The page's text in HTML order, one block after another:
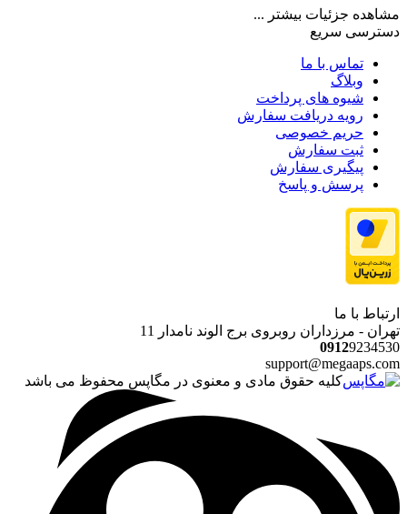
مشاهده جزئیات بیشتر ...
دسترسی سریع
تماس با ما
وبلاگ
شیوه های پرداخت
رویه دریافت سفارش
حریم خصوصی
ثبت سفارش
پیگیری سفارش
پرسش و پاسخ
ارتباط با ما
تهران - مرزداران روبروی برج الوند نامدار 11
09129234530
support@megaaps.com
کلیه حقوق مادی و معنوی در مگاپس محفوظ می باشد